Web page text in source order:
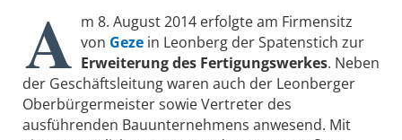
A m 8. August 2014 erfolgte am Firmensitz
von Geze in Leonberg der Spatenstich zur
Erweiterung des Fertigungswerkes. Neben
der Geschäftsleitung waren auch der Leonberger
Oberbürgermeister sowie Vertreter des
ausführenden Bauunternehmens anwesend. Mit